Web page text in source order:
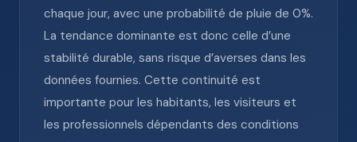
chaque jour, avec une probabilité de pluie de 0%.
La tendance dominante est donc celle d’une
stabilité durable, sans risque d’averses dans les
données fournies. Cette continuité est
importante pour les habitants, les visiteurs et
les professionnels dépendants des conditions